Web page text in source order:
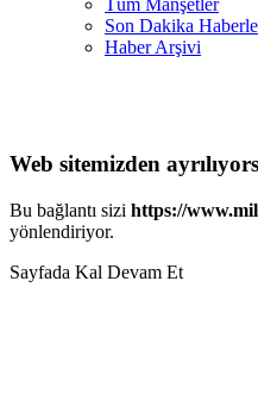
Son Dakika
Haber Arşivi
Web sitemizden
Bu bağlantı sizi https://
yönlendiriyor.
Sayfada Kal Devam Et